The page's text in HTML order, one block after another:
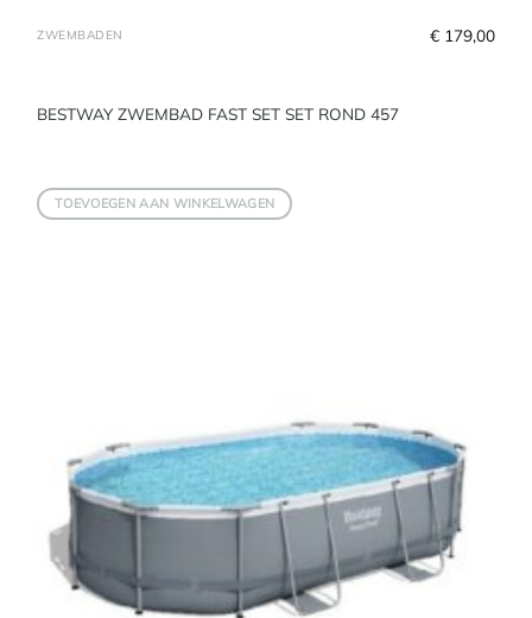
ZWEMBADEN
BESTWAY ZWEMBAD FAST SET SET ROND 457
€ 179,00
TOEVOEGEN AAN WINKELWAGEN